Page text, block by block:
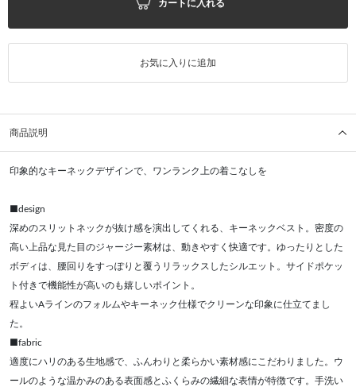
カートに入れる
お気に入りに追加
商品説明
印象的なキーネックデザインで、ワンランク上の着こなしを
■design
深めのスリットネックが抜け感を演出してくれる、キーネックベスト。密度の
高い上品な見た目のジャージー素材は、動きやすく快適です。ゆったりとした
ボディは、腰回りをすっぽりと覆うリラックスしたシルエット。サイドポケッ
ト付きで機能性が高いのも嬉しいポイント。
程よいAラインのフォルムやキーネック仕様でクリーンな印象に仕立てまし
た。
■fabric
適度にハリのある生地感で、ふんわりと柔らかい素材感にこだわりました。ウ
ールのような温かみのある表面感とふくらみの繊細な表情が特徴です。手洗い